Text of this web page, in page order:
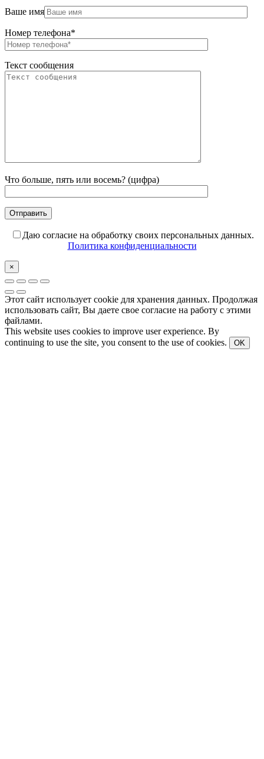
Ваше имя
Номер телефона*
Текст сообщения
Что больше, пять или восемь? (цифра)
Даю согласие на обработку своих персональных данных.
Политика конфиденциальности
×
Этот сайт использует cookie для хранения данных. Продолжая
использовать сайт, Вы даете свое согласие на работу с этими
файлами.
This website uses cookies to improve user experience. By
continuing to use the site, you consent to the use of cookies.
OK